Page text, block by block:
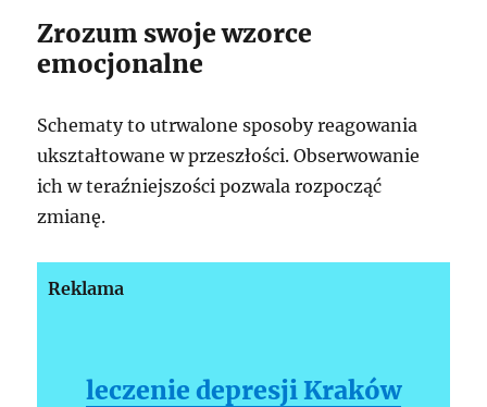
Zrozum swoje wzorce
emocjonalne
Schematy to utrwalone sposoby reagowania
ukształtowane w przeszłości. Obserwowanie
ich w teraźniejszości pozwala rozpocząć
zmianę.
Reklama
leczenie depresji Kraków